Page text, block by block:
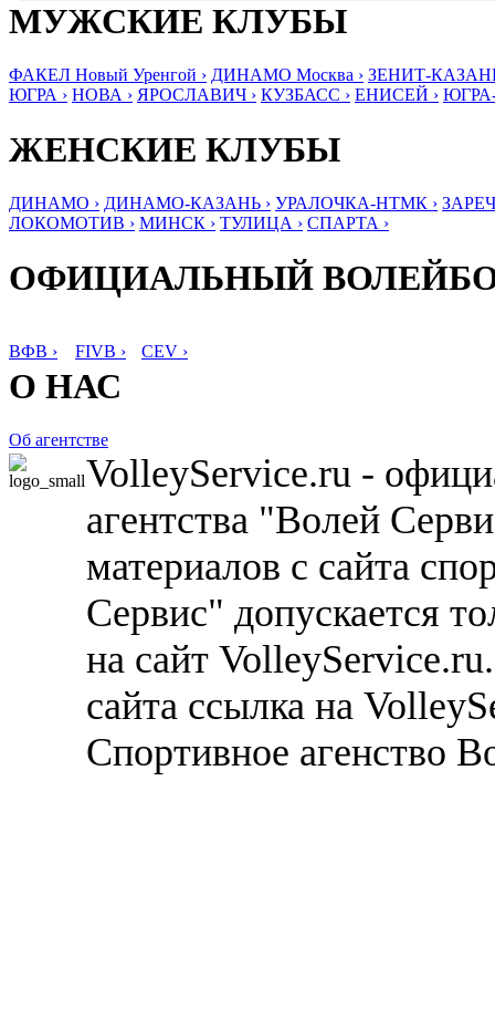
МУЖСКИЕ КЛУБЫ
ФАКЕЛ Новый Уренгой › ДИНАМО Москва › ЗЕНИТ-
ЮГРА › НОВА › ЯРОСЛАВИЧ › КУЗБАСС › ЕНИСЕЙ ›
ЖЕНСКИЕ КЛУБЫ
ДИНАМО › ДИНАМО-КАЗАНЬ › УРАЛОЧКА-НТМК ›
ЛОКОМОТИВ › МИНСК › ТУЛИЦА › СПАРТА ›
ОФИЦИАЛЬНЫЙ
ВФВ › FIVB › CEV ›
О НАС
Об агентстве
VolleyService.ru -
агентства "Волей
материалов с сайта
Сервис" допускается
на сайт
сайта ссылка на
Спортивное агенство